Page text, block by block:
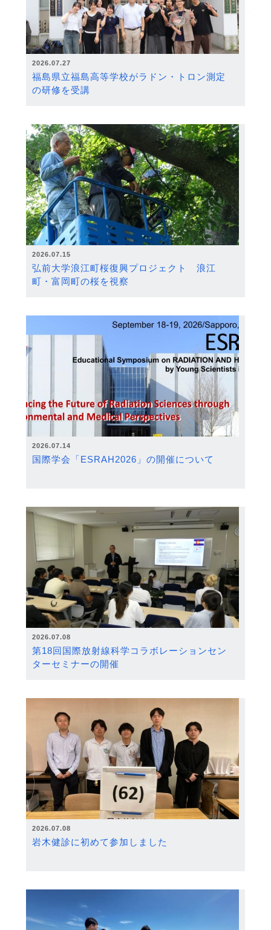
2026.07.27
福島県立福島高等学校がラドン・トロン測定
の研修を受講
2026.07.15
弘前大学浪江町桜復興プロジェクト 浪江
町・富岡町の桜を視察
2026.07.14
国際学会「ESRAH2026」の開催について
2026.07.08
第18回国際放射線科学コラボレーションセン
ターセミナーの開催
2026.07.08
岩木健診に初めて参加しました